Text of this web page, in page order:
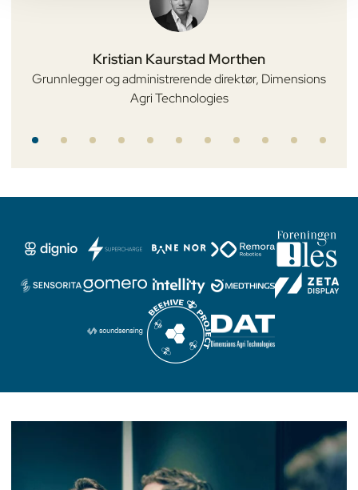
Kristian Kaurstad Morthen
Grunnlegger og administrerende direktør, Dimensions
Agri Technologies